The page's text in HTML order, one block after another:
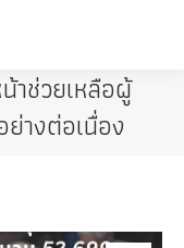
าช่วยเหลือผู้
างต่อเนื่อง